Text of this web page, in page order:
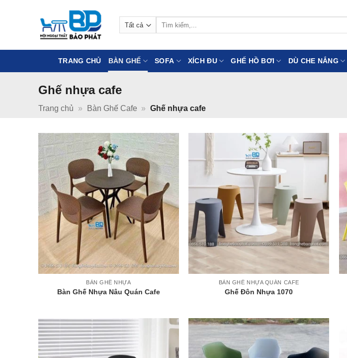
TRANG CHỦ BÀN GHẾ SOFA XÍCH ĐU GHẾ HỒ BƠI DÙ CHE NẮNG
Ghế nhựa cafe
Trang chủ » Bàn Ghế Cafe » Ghế nhựa cafe
+
BÀN GHẾ NHỰA
Bàn Ghế Nhựa Nâu Quán Cafe
+
BÀN GHẾ NHỰA QUÁN CAFE
Ghế Đôn Nhựa 1070